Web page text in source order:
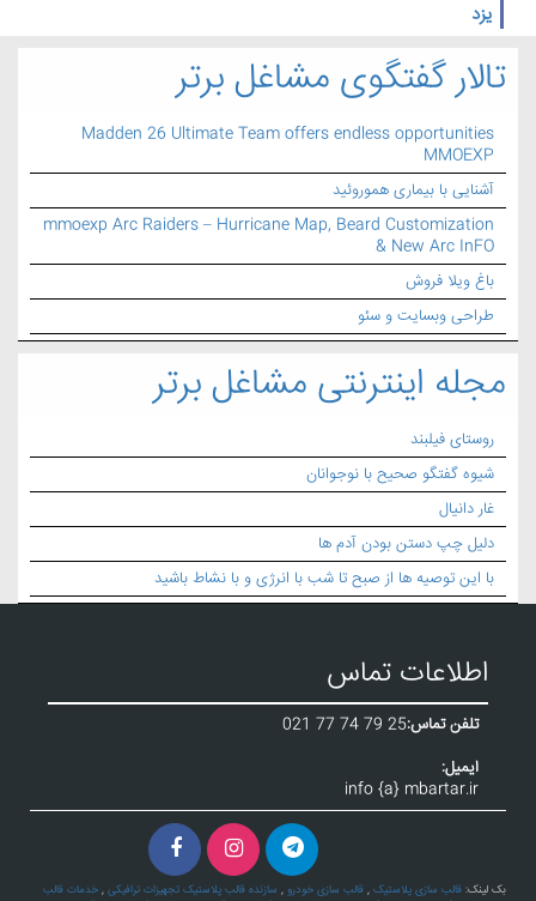
یزد
تالار گفتگوی مشاغل برتر
Madden 26 Ultimate Team offers endless opportunities
MMOEXP
آشنایی با بیماری هموروئید
mmoexp Arc Raiders – Hurricane Map, Beard Customization
& New Arc InFO
باغ ویلا فروش
طراحی وبسایت و سئو
مجله اینترنتی مشاغل برتر
روستای فیلبند
شیوه گفتگو صحیح با نوجوانان
غار دانیال
دلیل چپ دستن بودن آدم ها
با این توصیه ها از صبح تا شب با انرژی و با نشاط باشید
اطلاعات تماس
تلفن تماس:021 77 74 79 25
ایمیل:
info {a} mbartar.ir
بک لینک: قالب سازی پلاستیک , قالب سازی خودرو , سازنده قالب پلاستیک تجهیزات ترافیکی , خدمات قالب